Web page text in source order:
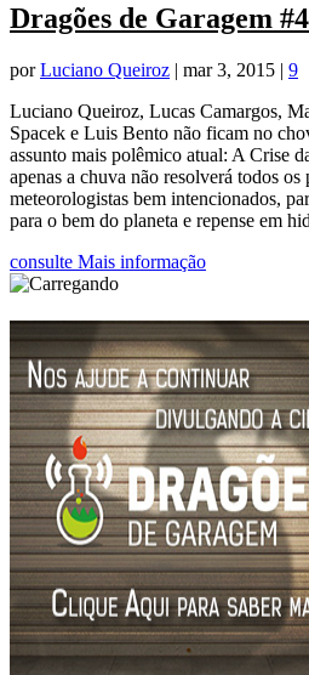
Dragões de Garagem
porLuciano Queiroz | mar 3, 2015 | 9
Luciano Queiroz, Lucas Camargos,
Spacek e Luis Bento não ficam no
assunto mais polêmico atual: A Crise
apenas a chuva não resolverá todos
meteorologistas bem intencionados,
para o bem do planeta e repense em
consulte Mais informação